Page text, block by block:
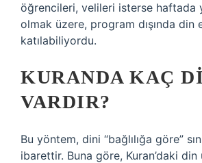
öğrencileri, velileri isterse haftada
olmak üzere, program dışında din
katılabiliyordu.
KURANDA KAÇ
VARDIR?
Bu yöntem, dini “bağlılığa göre”
ibarettir. Buna göre, Kuran’daki